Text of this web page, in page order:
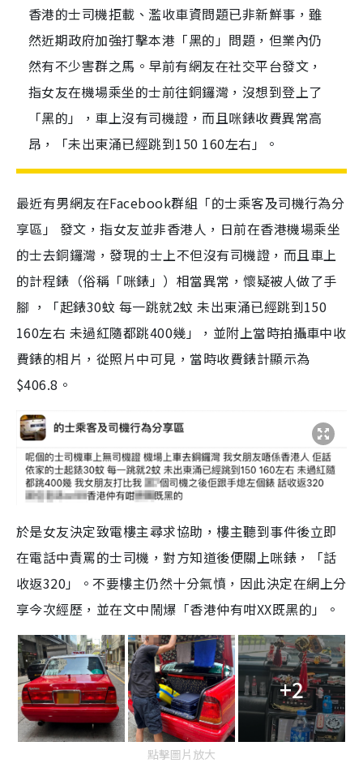
香港的士司機拒載、濫收車資問題已非新鮮事，雖
然近期政府加強打擊本港「黑的」問題，但業內仍
然有不少害群之馬。早前有網友在社交平台發文，
指女友在機場乘坐的士前往銅鑼灣，沒想到登上了
「黑的」，車上沒有司機證，而且咪錶收費異常高
昂，「未出東涌已經跳到150 160左右」。
最近有男網友在Facebook群組「的士乘客及司機行為分
享區」 發文，指女友並非香港人，日前在香港機場乘坐
的士去銅鑼灣，發現的士上不但沒有司機證，而且車上
的計程錶（俗稱「咪錶」）相當異常，懷疑被人做了手
腳 ，「起錶30蚊 每一跳就2蚊 未出東涌已經跳到150
160左右 未過紅隨都跳400幾」，並附上當時拍攝車中收
費錶的相片，從照片中可見，當時收費錶計顯示為
$406.8。
於是女友決定致電樓主尋求協助，樓主聽到事件後立即
在電話中責罵的士司機，對方知道後便關上咪錶，「話
收返320」。不要樓主仍然十分氣憤，因此決定在網上分
享今次經歷，並在文中鬧爆「香港仲有咁XX既黑的」。
+2
點擊圖片放大